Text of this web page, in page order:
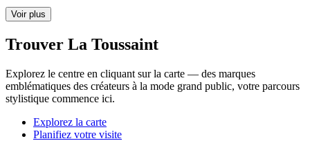
Voir plus
Trouver La Toussaint
Explorez le centre en cliquant sur la carte — des marques
emblématiques des créateurs à la mode grand public, votre parcours
stylistique commence ici.
Explorez la carte
Planifiez votre visite